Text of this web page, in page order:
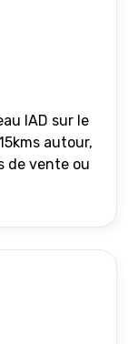
autour,
de vente ou